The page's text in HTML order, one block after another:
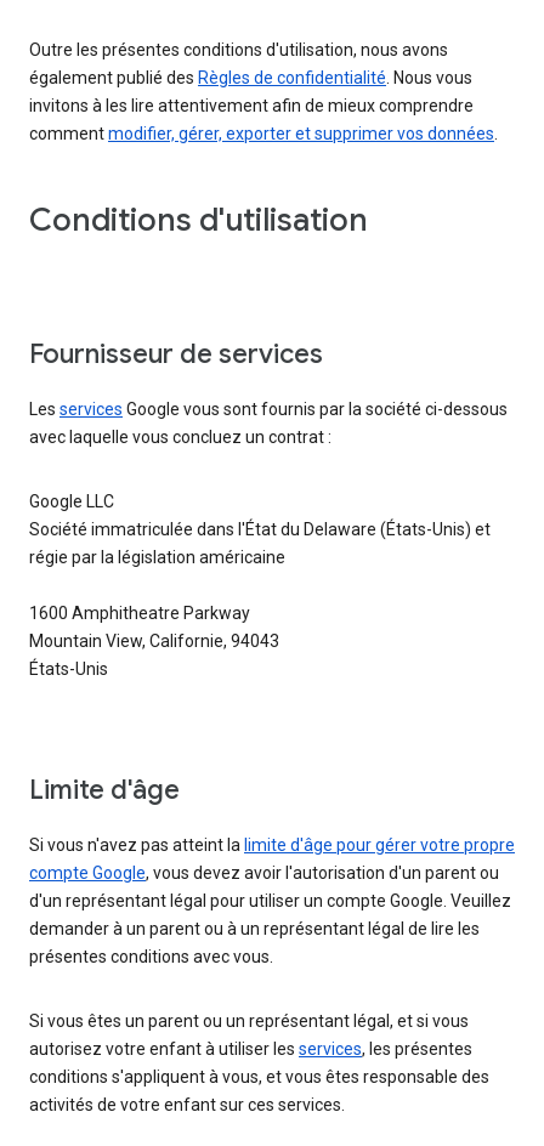
Outre les présentes conditions d'utilisation, nous avons
également publié des Règles de confidentialité . Nous vous
invitons à les lire attentivement afin de mieux comprendre
commentmodifier, gérer, exporter et supprimer vos données
Conditions d'utilisation
Fournisseur de services
Les services Google vous sont fournis par la société ci-dessous
avec laquelle vous concluez un contrat :
Google LLC
Société immatriculée dans l'État du Delaware (États-Unis) et
régie par la législation américaine
1600 Amphitheatre Parkway
Mountain View, Californie, 94043
États-Unis
Limite d'âge
Si vous n'avez pas atteint la limite d'âge pour gérer votre propre
compte Google, vous devez avoir l'autorisation d'un parent ou
d'un représentant légal pour utiliser un compte Google. Veuillez
demander à un parent ou à un représentant légal de lire les
présentes conditions avec vous.
Si vous êtes un parent ou un représentant légal, et si vous
autorisez votre enfant à utiliser les services, les présentes
conditions s'appliquent à vous, et vous êtes responsable des
activités de votre enfant sur ces services.